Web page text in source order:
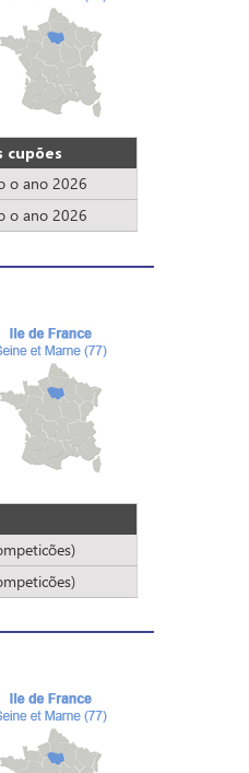
cupões
o ano 2026
o ano 2026